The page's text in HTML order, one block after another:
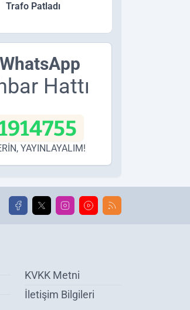
Trafo Patladı
WhatsApp
Hattı
YAYINLAYALIM!
KVKK Metni
İletişim Bilgileri